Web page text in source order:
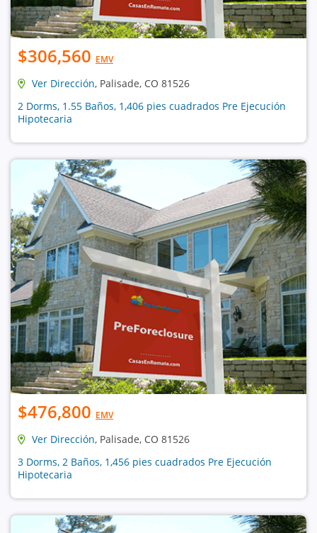
$306,560 EMV
Ver Dirección, Palisade, CO 81526
2 Dorms, 1.55 Baños, 1,406 pies cuadrados Pre Ejecución
Hipotecaria
$476,800 EMV
Ver Dirección, Palisade, CO 81526
3 Dorms, 2 Baños, 1,456 pies cuadrados Pre Ejecución
Hipotecaria